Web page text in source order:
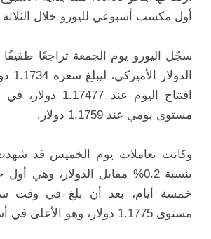
أول مكسب أسبوعي لليورو خلال الثلاثة
افتتاح اليوم عند
مستوى يومي عند 1.1759 دولار.
وكانت تعاملات يوم الخميس قد
بنسبة 0.2% مقابل الدولار، وهي
خمسة أيام، بعد أن بلغ في وقت
مستوى 1.1775 دولار، وهو الأعلى في أسبوعين.